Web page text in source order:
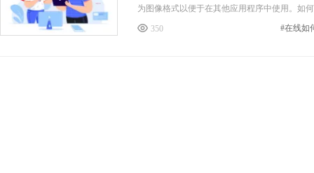
为图像格式以便于在其他应用程序中使用。如
350 #在线如